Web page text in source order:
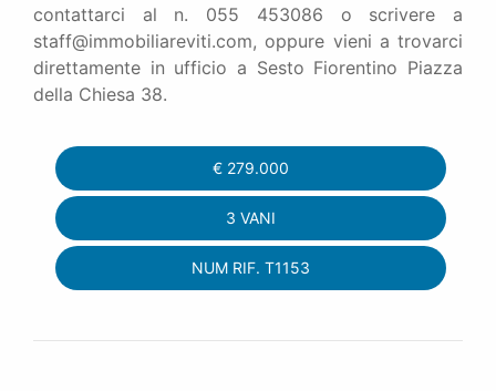
contattarci al n. 055 453086 o scrivere a
staff@immobiliareviti.com, oppure vieni a trovarci
direttamente in ufficio a Sesto Fiorentino Piazza
della Chiesa 38.
€ 279.000
3 VANI
NUM RIF. T1153